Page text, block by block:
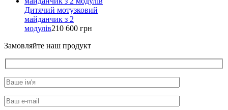
Дитячий мотузковий
майданчик з 2
модулів210 600 грн
Замовляйте наш продукт